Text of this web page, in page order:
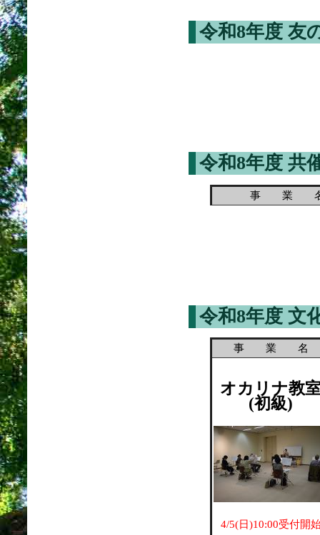
令和8年度 友
令和8年度 共
事 業
令和8年度 文
事 業 名
オカリナ教
(初級)
4/5(日)10:00受付開